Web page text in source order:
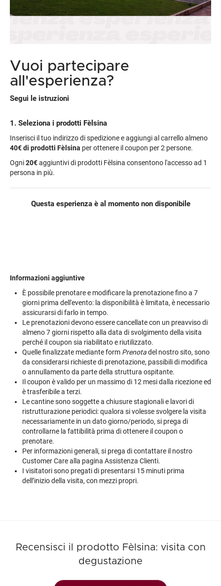
Vuoi partecipare
all'esperienza?
Segui le istruzioni
1. Seleziona i prodotti Fèlsina
Inserisci il tuo indirizzo di spedizione e aggiungi al carrello almeno
40€di prodotti Fèlsina per ottenere il coupon per 2 persone.
Ogni20€aggiuntivi di prodotti Fèlsina consentono l'accesso ad 1
persona in più.
Questa esperienza è al momento non disponibile
Informazioni aggiuntive
È possibile prenotare e modificare la prenotazione fino a 7
giorni prima dell'evento: la disponibilità è limitata, è necessario
assicurarsi di farlo in tempo.
Le prenotazioni devono essere cancellate con un preavviso di
almeno 7 giorni rispetto alla data di svolgimento della visita
perché il coupon sia riabilitato e riutilizzato.
Quelle finalizzate mediante form Prenotadel nostro sito, sono
da considerarsi richieste di prenotazione, passibili di modifica
o annullamento da parte della struttura ospitante.
Il coupon è valido per un massimo di 12 mesi dalla ricezione ed
è trasferibile a terzi.
Le cantine sono soggette a chiusure stagionali e lavori di
ristrutturazione periodici: qualora si volesse svolgere la visita
necessariamente in un dato giorno/periodo, si prega di
controllarne la fattibilità prima di ottenere il coupon o
prenotare.
Per informazioni generali, si prega di contattare il nostro
Customer Care alla pagina Assistenza Clienti.
I visitatori sono pregati di presentarsi 15 minuti prima
dell’inizio della visita, con mezzi propri.
Recensisci il prodotto Fèlsina: visita con
degustazione